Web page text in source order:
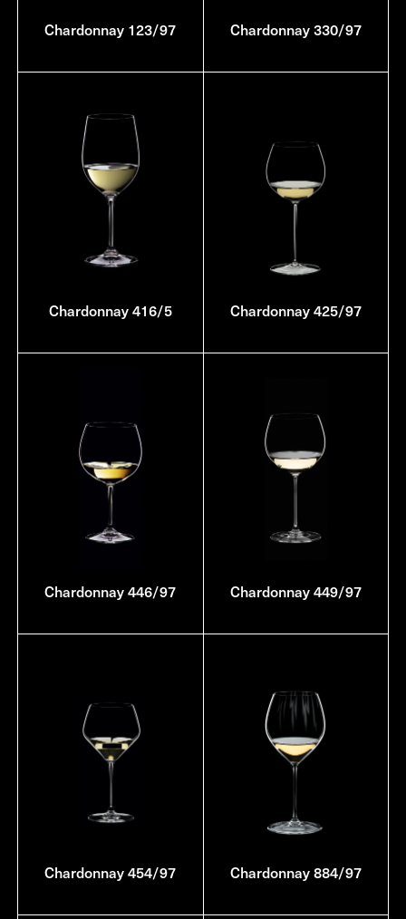
Chardonnay 123/97 Chardonnay 330/97
Chardonnay 416/5 Chardonnay 425/97
Chardonnay 446/97 Chardonnay 449/97
Chardonnay 454/97 Chardonnay 884/97